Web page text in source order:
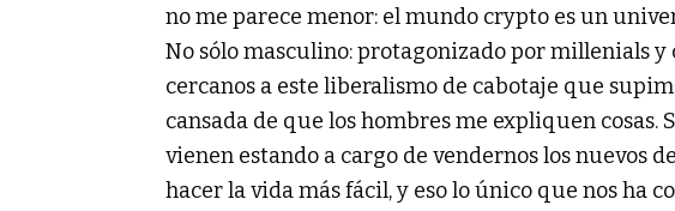
no me parece menor: el mundo crypto es un
No sólo masculino: protagonizado por millenials y
cercanos a este liberalismo de cabotaje que
cansada de que los hombres me expliquen
vienen estando a cargo de vendernos los nuevos
hacer la vida más fácil, y eso lo único que nos ha